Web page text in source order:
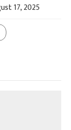
17, 2025